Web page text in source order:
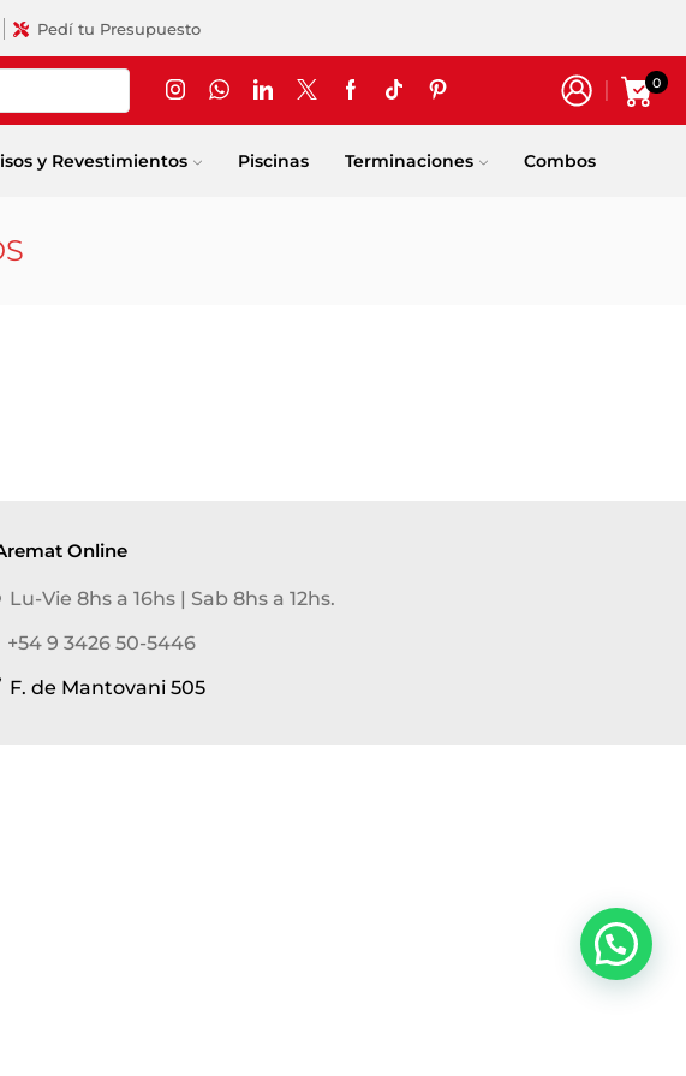
Pedí tu Presupuesto
0
y Revestimientos Piscinas Terminaciones Combos
Online
Lu-Vie 8hs a 16hs | Sab 8hs a 12hs.
+54 9 3426 50-5446
F. de Mantovani 505